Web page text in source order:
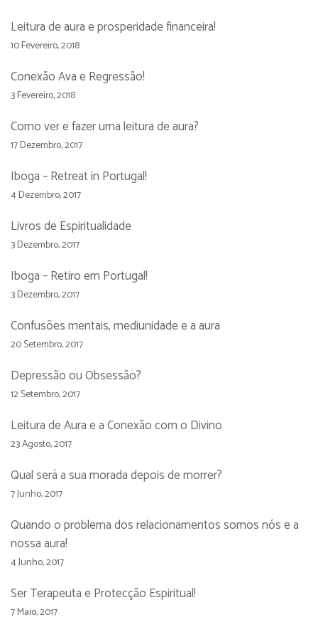
Leitura de aura e prosperidade financeira!
10 Fevereiro, 2018
Conexão Ava e Regressão!
3 Fevereiro, 2018
Como ver e fazer uma leitura de aura?
17 Dezembro, 2017
Iboga – Retreat in Portugal!
4 Dezembro, 2017
Livros de Espiritualidade
3 Dezembro, 2017
Iboga – Retiro em Portugal!
3 Dezembro, 2017
Confusões mentais, mediunidade e a aura
20 Setembro, 2017
Depressão ou Obsessão?
12 Setembro, 2017
Leitura de Aura e a Conexão com o Divino
23 Agosto, 2017
Qual será a sua morada depois de morrer?
7 Junho, 2017
Quando o problema dos relacionamentos somos nós e a
nossa aura!
4 Junho, 2017
Ser Terapeuta e Protecção Espiritual!
7 Maio, 2017